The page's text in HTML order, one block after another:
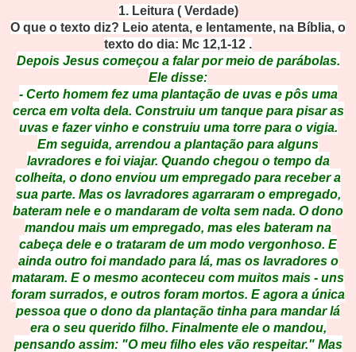
1. Leitura ( Verdade)
O que o texto diz? Leio atenta, e lentamente, na Bíblia, o
texto do dia: Mc 12,1-12 .
Depois Jesus começou a falar por meio de parábolas.
Ele disse:
- Certo homem fez uma plantação de uvas e pôs uma
cerca em volta dela. Construiu um tanque para pisar as
uvas e fazer vinho e construiu uma torre para o vigia.
Em seguida, arrendou a plantação para alguns
lavradores e foi viajar. Quando chegou o tempo da
colheita, o dono enviou um empregado para receber a
sua parte. Mas os lavradores agarraram o empregado,
bateram nele e o mandaram de volta sem nada. O dono
mandou mais um empregado, mas eles bateram na
cabeça dele e o trataram de um modo vergonhoso. E
ainda outro foi mandado para lá, mas os lavradores o
mataram. E o mesmo aconteceu com muitos mais - uns
foram surrados, e outros foram mortos. E agora a única
pessoa que o dono da plantação tinha para mandar lá
era o seu querido filho. Finalmente ele o mandou,
pensando assim: "O meu filho eles vão respeitar." Mas